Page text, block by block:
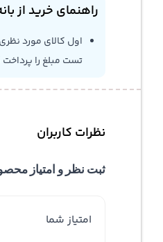
راهنمای خرید از
اول کالای مورد
تست مبلغ را
نظرات کاربران
ثبت نظر و امتیاز
امتیاز شما